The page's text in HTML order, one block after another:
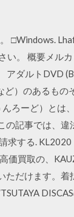
□Windows.
。 概要メル
ダルトDVD
）のあるもの
ろーど）とは
記事では、
求する.
価買取の、
ただけます。